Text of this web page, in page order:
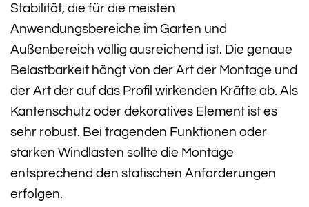
Stabilität, die für die meisten
Anwendungsbereiche im Garten und
Außenbereich völlig ausreichend ist. Die genaue
Belastbarkeit hängt von der Art der Montage und
der Art der auf das Profil wirkenden Kräfte ab. Als
Kantenschutz oder dekoratives Element ist es
sehr robust. Bei tragenden Funktionen oder
starken Windlasten sollte die Montage
entsprechend den statischen Anforderungen
erfolgen.